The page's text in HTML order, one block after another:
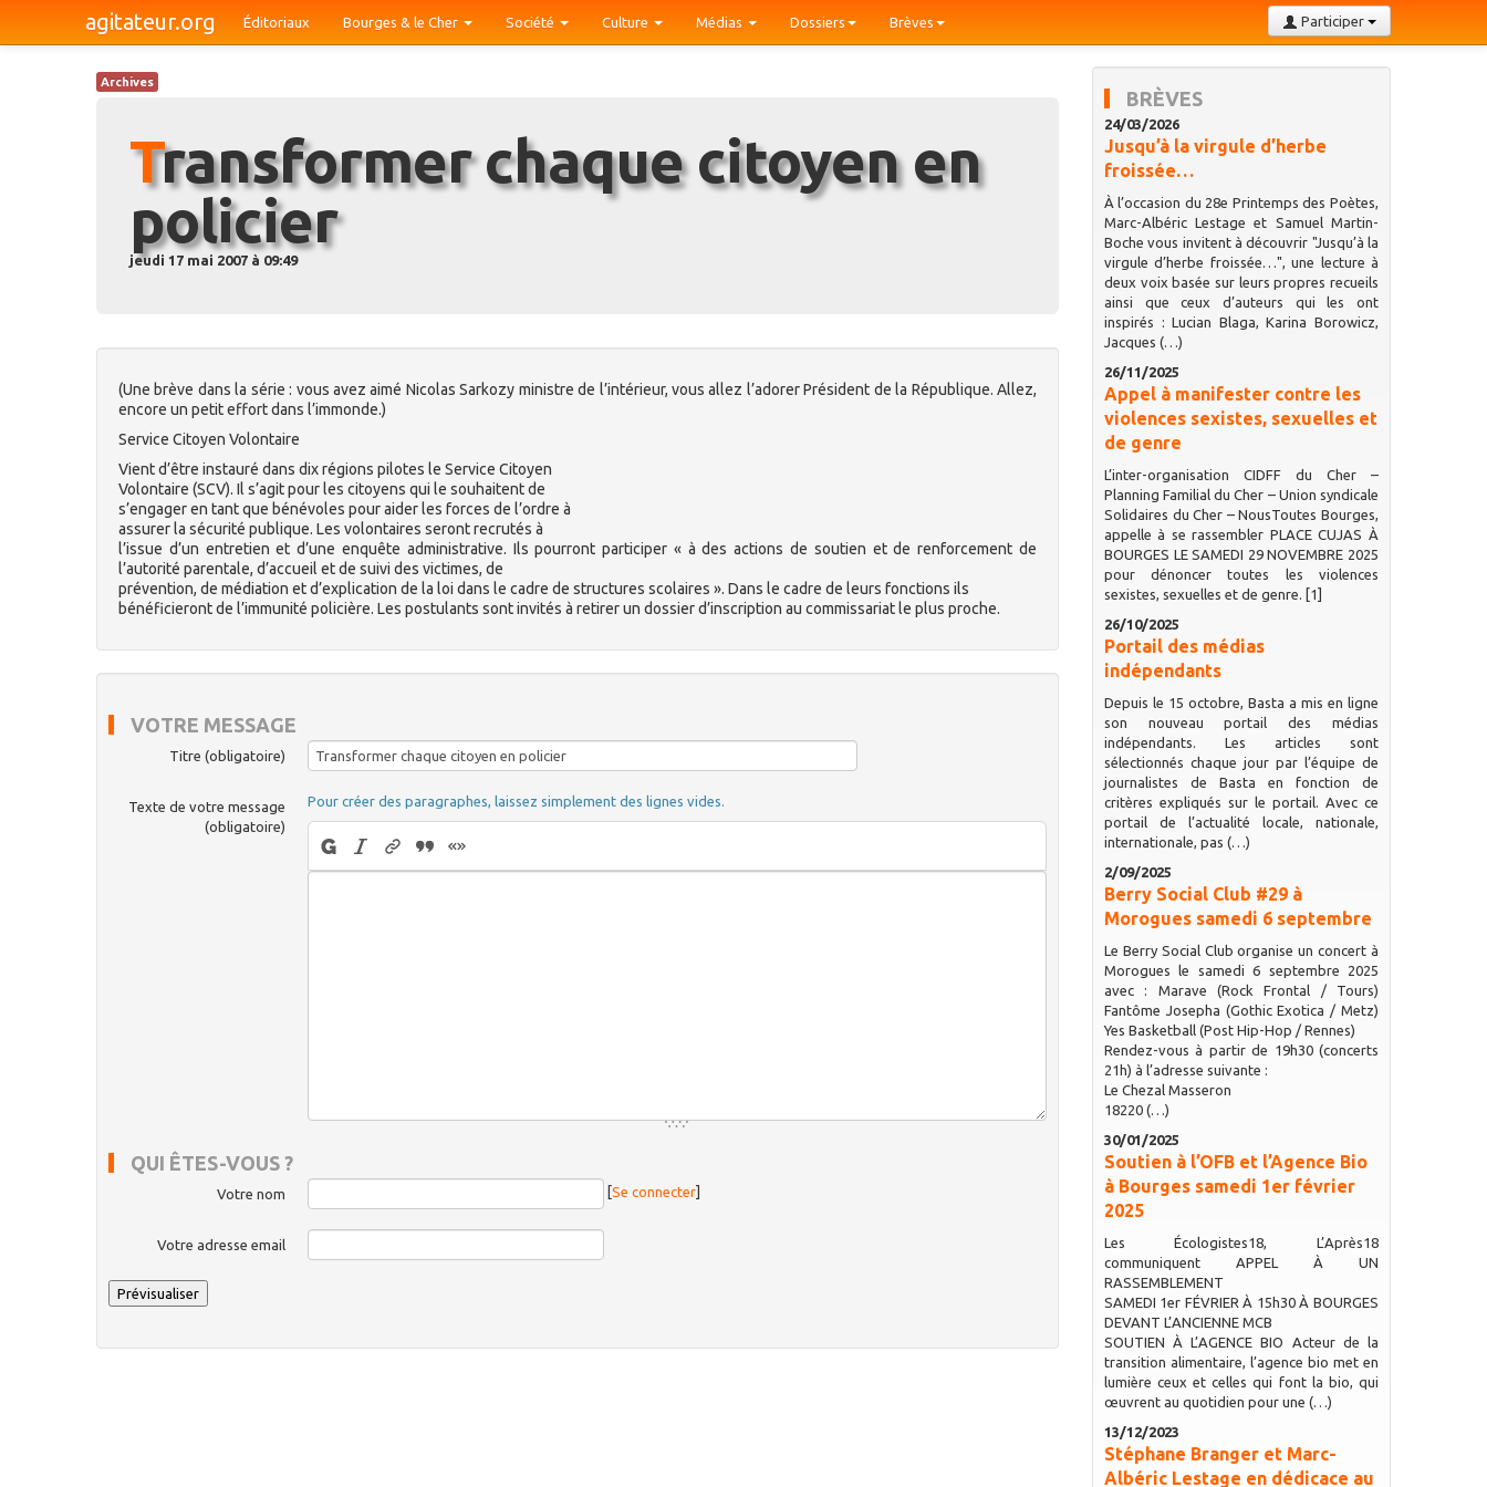
agitateur.org Participer
Éditoriaux Bourges & le Cher Société Culture Médias Dossiers Brèves
Archives
Transformer chaque citoyen en
policier
jeudi 17 mai 2007 à 09:49
(Une brève dans la série : vous avez aimé Nicolas Sarkozy ministre de l’intérieur, vous allez l’adorer Président de la République. Allez,
encore un petit effort dans l’immonde.)
Service Citoyen Volontaire
Vient d’être instauré dans dix régions pilotes le Service Citoyen
Volontaire (SCV). Il s’agit pour les citoyens qui le souhaitent de
s’engager en tant que bénévoles pour aider les forces de l’ordre à
assurer la sécurité publique. Les volontaires seront recrutés à
l’issue d’un entretien et d’une enquête administrative. Ils pourront participer « à des actions de soutien et de renforcement de
l’autorité parentale, d’accueil et de suivi des victimes, de
prévention, de médiation et d’explication de la loi dans le cadre de structures scolaires ». Dans le cadre de leurs fonctions ils
bénéficieront de l’immunité policière. Les postulants sont invités à retirer un dossier d’inscription au commissariat le plus proche.
VOTRE MESSAGE
Titre (obligatoire)
Texte de votre message
(obligatoire)
Pour créer des paragraphes, laissez simplement des lignes vides.
QUI ÊTES-VOUS ?
Votre nom [Se connecter]
Votre adresse email
BRÈVES
24/03/2026
Jusqu’à la virgule d’herbe
froissée…
À l’occasion du 28e Printemps des Poètes,
Marc-Albéric Lestage et Samuel Martin-
Boche vous invitent à découvrir "Jusqu’à la
virgule d’herbe froissée…", une lecture à
deux voix basée sur leurs propres recueils
ainsi que ceux d’auteurs qui les ont
inspirés : Lucian Blaga, Karina Borowicz,
Jacques (…)
26/11/2025
Appel à manifester contre les
violences sexistes, sexuelles et
de genre
L’inter-organisation CIDFF du Cher –
Planning Familial du Cher – Union syndicale
Solidaires du Cher – NousToutes Bourges,
appelle à se rassembler PLACE CUJAS À
BOURGES LE SAMEDI 29 NOVEMBRE 2025
pour dénoncer toutes les violences
sexistes, sexuelles et de genre. [1]
26/10/2025
Portail des médias
indépendants
Depuis le 15 octobre, Basta a mis en ligne
son nouveau portail des médias
indépendants. Les articles sont
sélectionnés chaque jour par l’équipe de
journalistes de Basta en fonction de
critères expliqués sur le portail. Avec ce
portail de l’actualité locale, nationale,
internationale, pas (…)
2/09/2025
Berry Social Club #29 à
Morogues samedi 6 septembre
Le Berry Social Club organise un concert à
Morogues le samedi 6 septembre 2025
avec : Marave (Rock Frontal / Tours)
Fantôme Josepha (Gothic Exotica / Metz)
Yes Basketball (Post Hip-Hop / Rennes)
Rendez-vous à partir de 19h30 (concerts
21h) à l’adresse suivante :
Le Chezal Masseron
18220 (…)
30/01/2025
Soutien à l’OFB et l’Agence Bio
à Bourges samedi 1er février
2025
Les Écologistes18, L’Après18
communiquent APPEL À UN
RASSEMBLEMENT
SAMEDI 1er FÉVRIER À 15h30 À BOURGES
DEVANT L’ANCIENNE MCB
SOUTIEN À L’AGENCE BIO Acteur de la
transition alimentaire, l’agence bio met en
lumière ceux et celles qui font la bio, qui
œuvrent au quotidien pour une (…)
13/12/2023
Stéphane Branger et Marc-
Albéric Lestage en dédicace au